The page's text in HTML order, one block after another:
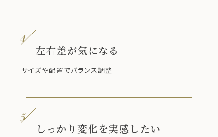
4
左右差が気になる
サイズや配置でバランス調整
5
しっかり変化を実感したい